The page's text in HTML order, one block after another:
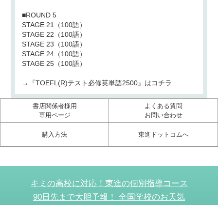
■ROUND 5
STAGE 21（100語）
STAGE 22（100語）
STAGE 23（100語）
STAGE 24（100語）
STAGE 25（100語）
→『TOEFL(R)テスト必修英単語2500』はコチラ
書店関係者様用
専用ページ
よくある質問
お問い合わせ
購入方法 東進ドットコムへ
キミの高校に対応！東進の個別指導コース
90日先まで大胆予報！ 全国学校のお天気